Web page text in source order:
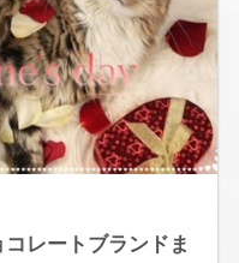
レートブランドま